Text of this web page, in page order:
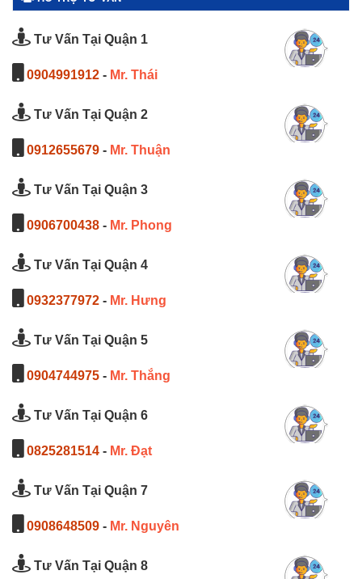
Tư Vấn Tại Quận 1
0904991912 - Mr. Thái
Tư Vấn Tại Quận 2
0912655679 - Mr. Thuận
Tư Vấn Tại Quận 3
0906700438 - Mr. Phong
Tư Vấn Tại Quận 4
0932377972 - Mr. Hưng
Tư Vấn Tại Quận 5
0904744975 - Mr. Thắng
Tư Vấn Tại Quận 6
0825281514 - Mr. Đạt
Tư Vấn Tại Quận 7
0908648509 - Mr. Nguyên
Tư Vấn Tại Quận 8